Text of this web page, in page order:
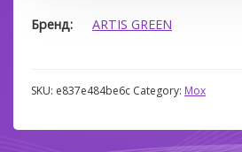
Бренд ARTIS GREEN
SKU: e837e484be6c Category: Мох